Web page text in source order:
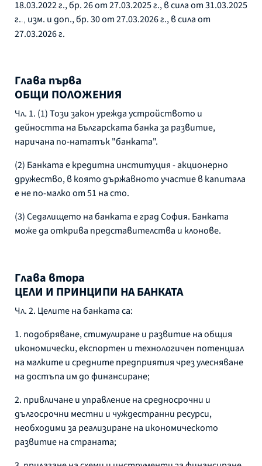
18.03.2022 г., бр. 26 от 27.03.2025 г., в сила от 31.03.2025
г. изм. и доп., бр. 30 от 27.03.2026 г., в сила от
27.03.2026 г.
Глава първа
ОБЩИ ПОЛОЖЕНИЯ
Чл. 1. (1) Този закон урежда устройството и
дейността на Българската банка за развитие,
наричана по-нататък "банката".
(2) Банката е кредитна институция - акционерно
дружество, в която държавното участие в капитала
е не по-малко от 51 на сто.
(3) Седалището на банката е град София. Банката
може да открива представителства и клонове.
Глава втора
ЦЕЛИ И ПРИНЦИПИ НА БАНКАТА
Чл. 2. Целите на банката са:
1. подобряване, стимулиране и развитие на общия
икономически, експортен и технологичен потенциал
на малките и средните предприятия чрез улесняване
на достъпа им до финансиране;
2. привличане и управление на средносрочни и
дългосрочни местни и чуждестранни ресурси,
необходими за реализиране на икономическото
развитие на страната;